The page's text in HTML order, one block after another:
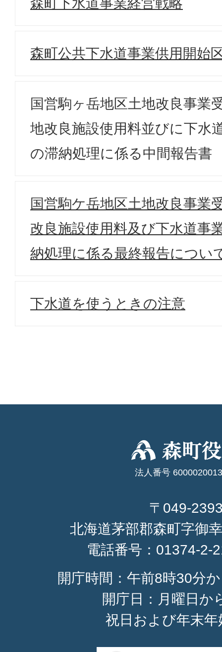
森町下水道事業経営戦略
森町公共下水道事業供用開始
国営駒ヶ岳地区土地改良事業
地改良施設使用料並びに下水
の滞納処理に係る中間報告書
国営駒ケ岳地区土地改良事業
改良施設使用料及び下水道事
納処理に係る最終報告につい
下水道を使うときの注意
法人番号
〒049-
北海道茅部郡森町字御
電話番号： 01374-2-
開庁時間：午前8時30分
開庁日：月曜日か
祝日および年末